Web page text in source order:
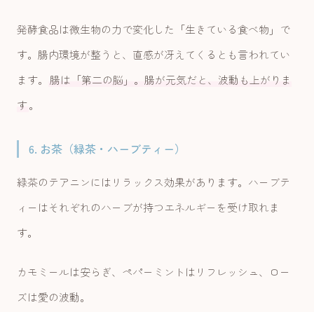
発酵食品は微生物の力で変化した「生きている食べ物」で
す。腸内環境が整うと、直感が冴えてくるとも言われてい
ます。 腸は「第二の脳」。腸が元気だと、波動も上がりま
す。
6. お茶（緑茶・ハーブティー）
緑茶のテアニンにはリラックス効果があります。ハーブテ
ィーはそれぞれのハーブが持つエネルギーを受け取れま
す。
カモミールは安らぎ、ペパーミントはリフレッシュ、ロー
ズは愛の波動。